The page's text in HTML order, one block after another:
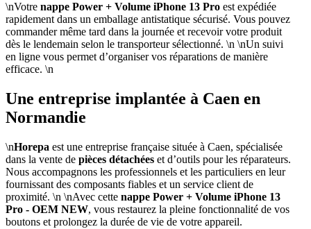
\nVotre nappe Power + Volume iPhone 13 Pro est expédiée
rapidement dans un emballage antistatique sécurisé. Vous pouvez
commander même tard dans la journée et recevoir votre produit
dès le lendemain selon le transporteur sélectionné. \n \nUn suivi
en ligne vous permet d’organiser vos réparations de manière
efficace. \n
Une entreprise implantée à Caen en
Normandie
\nHorepa est une entreprise française située à Caen, spécialisée
dans la vente de pièces détachées et d’outils pour les réparateurs.
Nous accompagnons les professionnels et les particuliers en leur
fournissant des composants fiables et un service client de
proximité. \n \nAvec cette nappe Power + Volume iPhone 13
Pro - OEM NEW, vous restaurez la pleine fonctionnalité de vos
boutons et prolongez la durée de vie de votre appareil.